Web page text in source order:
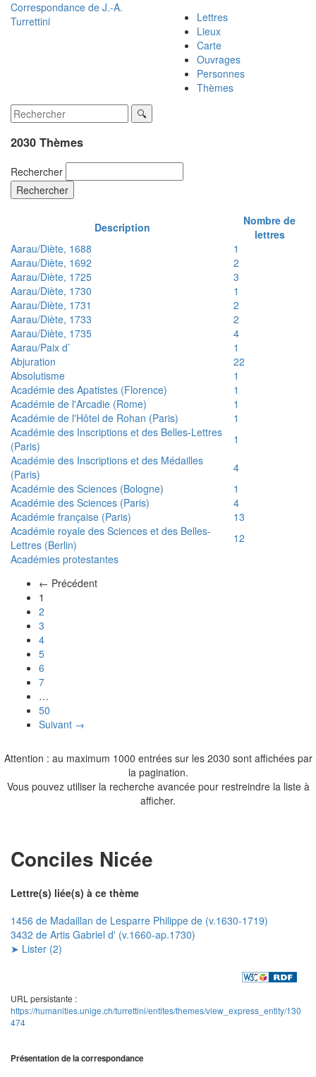
Correspondance de J.-A.
Turrettini
Lettres
Lieux
Carte
Ouvrages
Personnes
Thèmes
2030 Thèmes
Rechercher
Rechercher
Description
Nombre de
lettres
Aarau/Diète, 1688
1
Aarau/Diète, 1692
2
Aarau/Diète, 1725
3
Aarau/Diète, 1730
1
Aarau/Diète, 1731
2
Aarau/Diète, 1733
2
Aarau/Diète, 1735
4
Aarau/Paix d’
1
Abjuration
22
Absolutisme
1
Académie des Apatistes (Florence)
1
Académie de l'Arcadie (Rome)
1
Académie de l'Hôtel de Rohan (Paris)
1
Académie des Inscriptions et des Belles-Lettres
(Paris)
1
Académie des Inscriptions et des Médailles
(Paris)
4
Académie des Sciences (Bologne)
1
Académie des Sciences (Paris)
4
Académie française (Paris)
13
Académie royale des Sciences et des Belles-
Lettres (Berlin)
12
Académies protestantes
← Précédent
1
2
3
4
5
6
7
…
50
Suivant →
Attention : au maximum 1000 entrées sur les 2030 sont affichées par
la pagination.
Vous pouvez utiliser la recherche avancée pour restreindre la liste à
afficher.
Conciles Nicée
Lettre(s) liée(s) à ce thème
1456 de Madaillan de Lesparre Philippe de (v.1630-1719)
3432 de Artis Gabriel d' (v.1660-ap.1730)
➤ Lister (2)
URL persistante :
https://humanities.unige.ch/turrettini/entites/themes/view_express_entity/130
474
Présentation de la correspondance